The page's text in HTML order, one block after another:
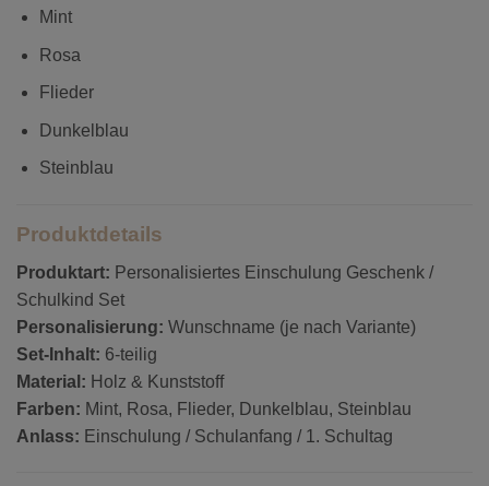
Mint
Rosa
Flieder
Dunkelblau
Steinblau
Produktdetails
Produktart: Personalisiertes Einschulung Geschenk /
Schulkind Set
Personalisierung: Wunschname (je nach Variante)
Set-Inhalt: 6-teilig
Material: Holz & Kunststoff
Farben: Mint, Rosa, Flieder, Dunkelblau, Steinblau
Anlass: Einschulung / Schulanfang / 1. Schultag